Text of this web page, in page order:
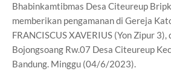
Bhabinkamtibmas Desa Citeureup
memberikan pengamanan di Gereja
FRANCISCUS XAVERIUS (Yon Zipur 3),
Bojongsoang Rw.07 Desa Citeureup
Bandung. Minggu (04/6/2023).